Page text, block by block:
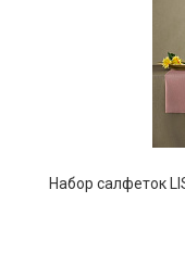
Набор салфеток